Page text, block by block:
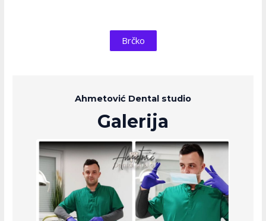
Brčko
Ahmetović Dental studio
Galerija